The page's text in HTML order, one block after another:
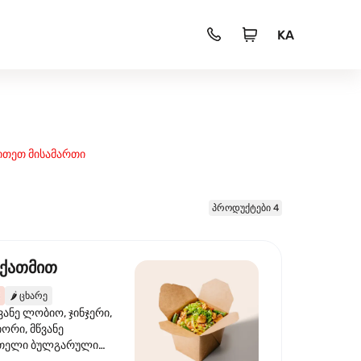
KA
მისამართი
პროდუქტები 4
🌶️ ცხარე
ლობიო, ჯინჯერი,
მწვანე
ბულგარული